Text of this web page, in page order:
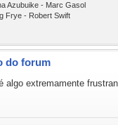
Azubuike - Marc Gasol
Frye - Robert Swift
do forum
algo extremamente